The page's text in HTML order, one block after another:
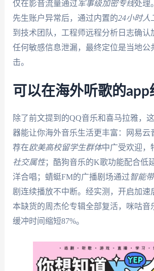
仅在影音流量通过军事级加密专线处理
先生账户异常后，通过内置的24小时人
到技术团队，工程师远程分析日志确认
任何敏感信息泄漏，最终定位是当地公
击。
可以在海外听歌的app
除了前文提到的QQ音乐和喜马拉雅，
器能让你海外音乐生活更丰富：网易云
荐在欧美高校留学生群体中广受欢迎，
社交属性；酷狗音乐的K歌功能配合低
洋合唱；蜻蜓FM的广播剧场通过智能
剧连续播放不中断。经实测，开启加速
本缺货的周杰伦专辑全部复活，咪咕音
缓冲时间缩短87%。